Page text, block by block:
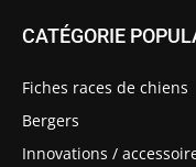
CATÉGORIE
Fiches races de chiens
Bergers
Innovations /